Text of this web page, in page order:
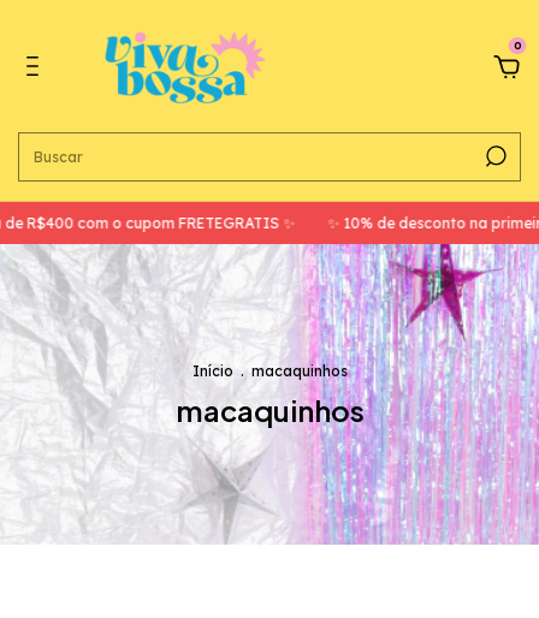
0
R$400 com o cupom FRETEGRATIS ✨ ✨ 10% de desconto na
Início . macaquinhos
macaquinhos